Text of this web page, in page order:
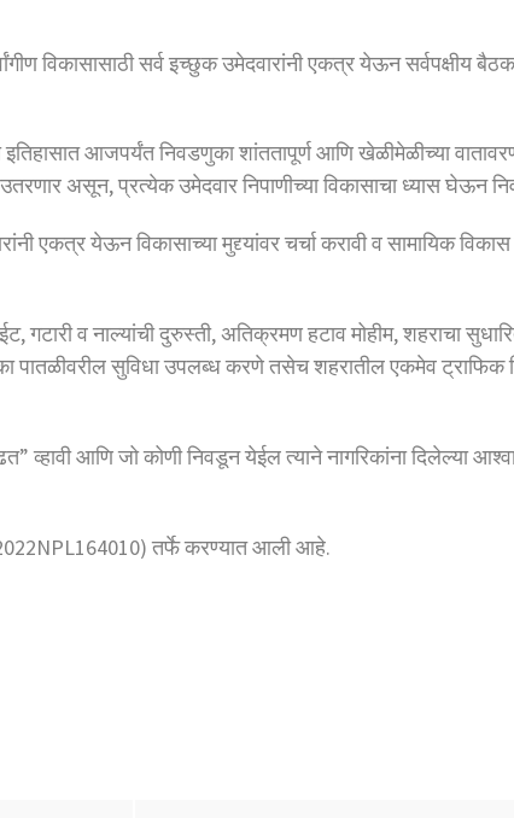
विकासासाठी सर्व इच्छुक उमेदवारांनी एकत्र येऊन
आजपर्यंत निवडणुका शांततापूर्ण आणि खेळीमेळीच्या
असून, प्रत्येक उमेदवार निपाणीच्या विकासाचा ध्यास
एकत्र येऊन विकासाच्या मुद्द्यांवर चर्चा करावी व सामायिक
व नाल्यांची दुरुस्ती, अतिक्रमण हटाव मोहीम, शहराचा
पातळीवरील सुविधा उपलब्ध करणे तसेच शहरातील एकमेव ट्राफिक
व्हावी आणि जो कोणी निवडून येईल त्याने नागरिकांना दिलेल्या
तर्फे करण्यात आली आहे.